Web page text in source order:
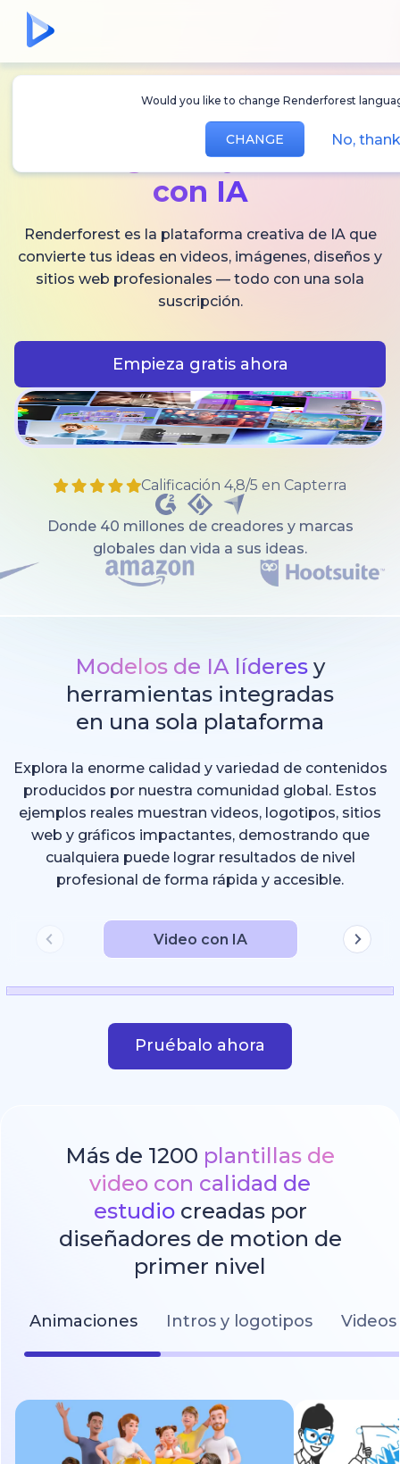
Would you like to change Renderforest
CHANGE No,
videos,
imágenesy audio
con IA
Renderforest es la plataforma creativa de IA que
convierte tus ideas en videos, imágenes, diseños y
sitios web profesionales — todo con una sola
suscripción.
Empieza gratis ahora
Calificación 4,8/5 en Capterra
Donde 40 millones de creadores y marcas
globales dan vida a sus ideas.
Modelos de IA líderes y
herramientas integradas
en una sola plataforma
Explora la enorme calidad y variedad de contenidos
producidos por nuestra comunidad global. Estos
ejemplos reales muestran videos, logotipos, sitios
web y gráficos impactantes, demostrando que
cualquiera puede lograr resultados de nivel
profesional de forma rápida y accesible.
Video con IA
Pruébalo ahora
Más de 1200 plantillas de
video con calidad de
estudiocreadas por
diseñadores de motion de
primer nivel
Animaciones Intros y logotipos